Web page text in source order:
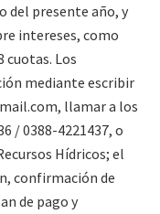
del presente año, y
intereses, como
cuotas. Los
mediante escribir
llamar a los
/ 0388-4221437, o
Hídricos; el
confirmación de
de pago y